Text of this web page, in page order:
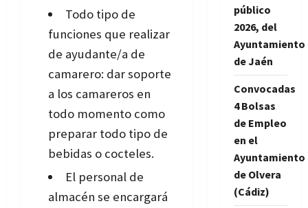
Todo tipo de
funciones que realizar
de ayudante/a de
camarero: dar soporte
a los camareros en
todo momento como
preparar todo tipo de
bebidas o cocteles.
El personal de
almacén se encargará
público
2026, del
Ayuntamiento
de Jaén
Convocadas
4 Bolsas
de Empleo
en el
Ayuntamiento
de Olvera
(Cádiz)